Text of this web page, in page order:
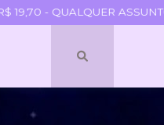
- QUALQUER ASSUNTO